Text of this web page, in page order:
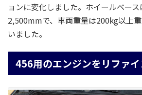
ョンに変化しました。ホイールベー
2,500mmで、車両重量は200kg以上
いました。
456用のエンジンをリファ